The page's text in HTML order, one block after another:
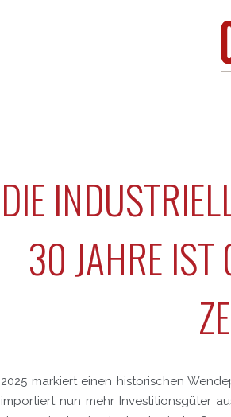
DIE
30 JAHRE IST
2025 markiert einen historischen
importiert nun mehr Investitionsgüter